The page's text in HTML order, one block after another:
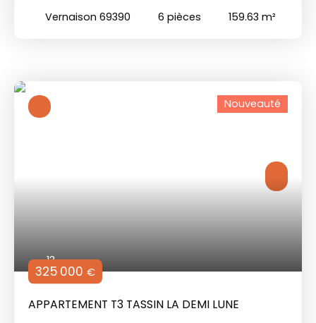
Vernaison 69390 6 pièces 159.63 m²
Nouveauté
13
325 000 €
APPARTEMENT T3 TASSIN LA DEMI LUNE